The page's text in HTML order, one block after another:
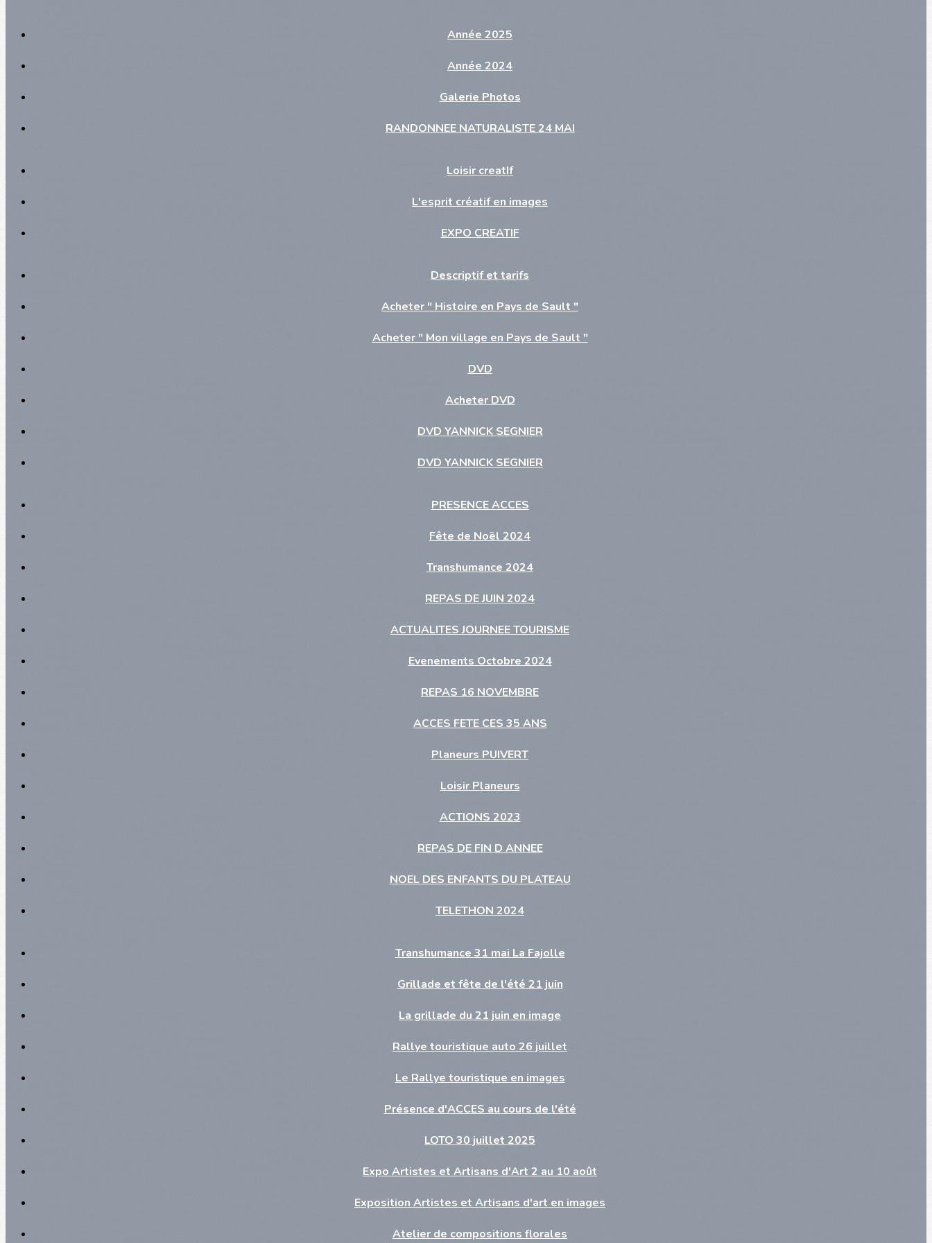
Année 2025
Année 2024
Galerie Photos
RANDONNEE NATURALISTE 24 MAI
Loisir creatIf
L'esprit créatif en images
EXPO CREATIF
Descriptif et tarifs
Acheter " Histoire en Pays de Sault "
Acheter " Mon village en Pays de Sault "
DVD
Acheter DVD
DVD YANNICK SEGNIER
DVD YANNICK SEGNIER
PRESENCE ACCES
Fête de Noël 2024
Transhumance 2024
REPAS DE JUIN 2024
ACTUALITES JOURNEE TOURISME
Evenements Octobre 2024
REPAS 16 NOVEMBRE
ACCES FETE CES 35 ANS
Planeurs PUIVERT
Loisir Planeurs
ACTIONS 2023
REPAS DE FIN D ANNEE
NOEL DES ENFANTS DU PLATEAU
TELETHON 2024
Transhumance 31 mai La Fajolle
Grillade et fête de l'été 21 juin
La grillade du 21 juin en image
Rallye touristique auto 26 juillet
Le Rallye touristique en images
Présence d'ACCES au cours de l'été
LOTO 30 juillet 2025
Expo Artistes et Artisans d'Art 2 au 10 août
Exposition Artistes et Artisans d'art en images
Atelier de compositions florales